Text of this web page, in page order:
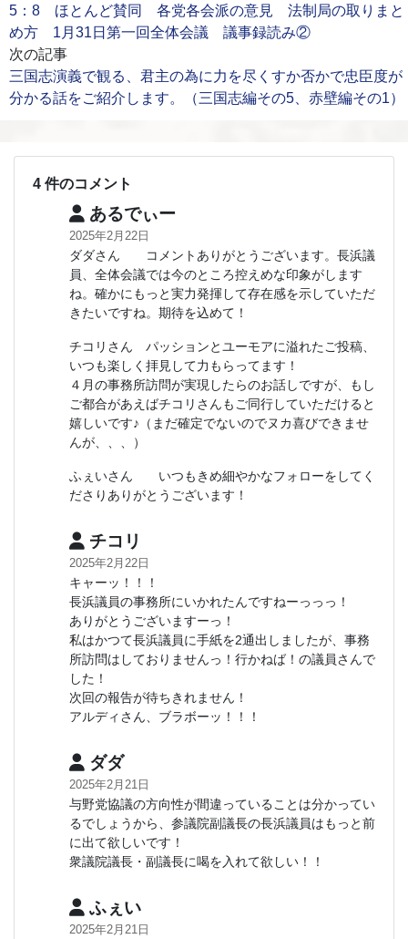
5：8 ほとんど賛同 各党各会派の意見 法制局の取りまと
め方 1月31日第一回全体会議 議事録読み②
次の記事
三国志演義で観る、君主の為に力を尽くすか否かで忠臣度が
分かる話をご紹介します。（三国志編その5、赤壁編その1）
4 件のコメント
あるでぃー
2025年2月22日
ダダさん コメントありがとうございます。長浜議
員、全体会議では今のところ控えめな印象がします
ね。確かにもっと実力発揮して存在感を示していただ
きたいですね。期待を込めて！
チコリさん パッションとユーモアに溢れたご投稿、
いつも楽しく拝見して力もらってます！
４月の事務所訪問が実現したらのお話しですが、もし
ご都合があえばチコリさんもご同行していただけると
嬉しいです♪（まだ確定でないのでヌカ喜びできませ
んが、、、）
ふぇいさん いつもきめ細やかなフォローをしてく
ださりありがとうございます！
チコリ
2025年2月22日
キャーッ！！！
長浜議員の事務所にいかれたんですねーっっっ！
ありがとうございますーっ！
私はかつて長浜議員に手紙を2通出しましたが、事務
所訪問はしておりませんっ！行かねば！の議員さんで
した！
次回の報告が待ちきれません！
アルディさん、ブラボーッ！！！
ダダ
2025年2月21日
与野党協議の方向性が間違っていることは分かってい
るでしょうから、参議院副議長の長浜議員はもっと前
に出て欲しいです！
衆議院議長・副議長に喝を入れて欲しい！！
ふぇい
2025年2月21日